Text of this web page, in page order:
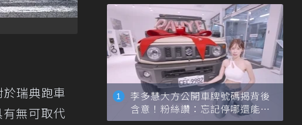
瑞典跑車
無可取代
李多慧大方公開車牌號碼揭背後
含意！粉絲讚：忘記停哪還能幫
忙找車